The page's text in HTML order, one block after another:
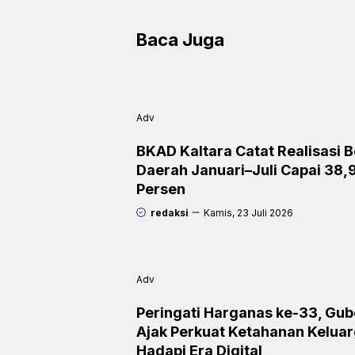
e
l
y
Baca Juga
Adv
BKAD Kaltara Catat Realisasi
Daerah Januari–Juli Capai
Persen
redaksi Kamis, 23 Juli 2026
Adv
Peringati Harganas ke-33,
Ajak Perkuat Ketahanan
Hadapi Era Digital